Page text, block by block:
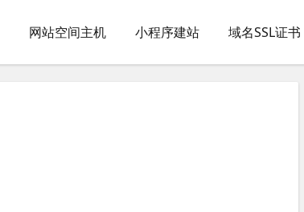
网站空间主机 小程序建站 域名SSL证书